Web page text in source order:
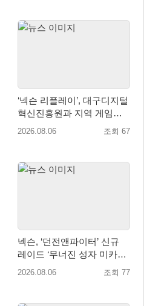
‘넥슨 리플레이’, 대구디지털
혁신진흥원과 지역 게임산
업 육성 위한 업무협약 체결
2026.08.06 조회 67
넥슨, ‘던전앤파이터’ 신규
레이드 ‘무너진 성자 미카엘
라’ 업데이트!
2026.08.06 조회 77